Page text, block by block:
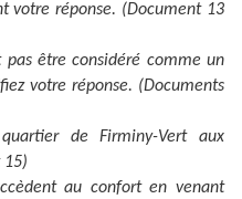
votre réponse. (Document 13
être considéré comme un
votre réponse. (Documents
de Firminy-Vert aux
15)
au confort en venant